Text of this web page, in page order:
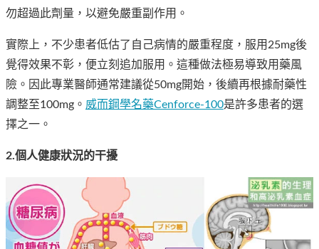
勿超過此劑量，以避免嚴重副作用。
實際上，不少患者低估了自己病情的嚴重程度，服用25mg後
覺得效果不彰，便立刻追加服用。這種做法極易導致用藥風
險。因此專業醫師通常建議從50mg開始，後續再根據耐藥性
調整至100mg。 威而鋼學名藥Cenforce-100是許多患者的選
擇之一。
2.個人健康狀況的干擾